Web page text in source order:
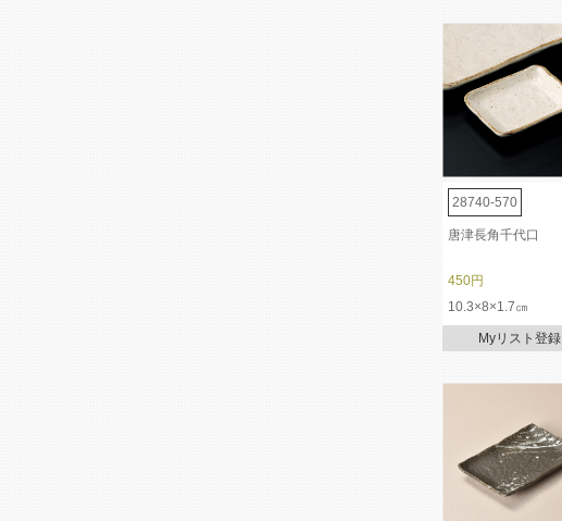
28740-570
唐津長角千代口
450円
10.3×8×1.7㎝
Myリスト登録